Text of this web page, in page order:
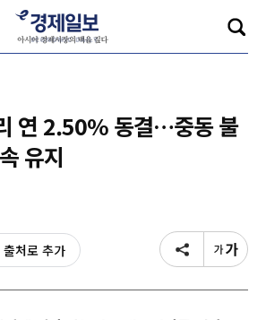
연 2.50% 동결…중동 불
유지
처로 추가